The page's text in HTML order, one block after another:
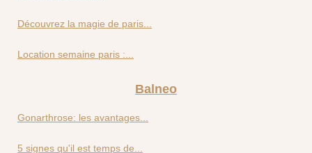
Découvrez la magie de paris...
Location semaine paris :...
Balneo
Gonarthrose: les avantages...
5 signes qu'il est temps de...